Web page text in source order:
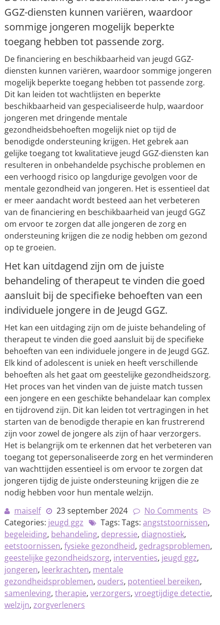
GGZ-diensten kunnen variëren, waardoor
sommige jongeren mogelijk beperkte
toegang hebben tot passende zorg.
De financiering en beschikbaarheid van jeugd GGZ-
diensten kunnen variëren, waardoor sommige jongeren
mogelijk beperkte toegang hebben tot passende zorg.
Dit kan leiden tot wachtlijsten en beperkte
beschikbaarheid van gespecialiseerde hulp, waardoor
jongeren met dringende mentale
gezondheidsbehoeften mogelijk niet op tijd de
benodigde ondersteuning krijgen. Het gebrek aan
gelijke toegang tot kwalitatieve jeugd GGZ-diensten kan
resulteren in onbehandelde psychische problemen en
een verhoogd risico op langdurige gevolgen voor de
mentale gezondheid van jongeren. Het is essentieel dat
er meer aandacht wordt besteed aan het verbeteren
van de financiering en beschikbaarheid van jeugd GGZ
om ervoor te zorgen dat alle jongeren de zorg en
ondersteuning krijgen die ze nodig hebben om gezond
op te groeien.
Het kan uitdagend zijn om de juiste
behandeling of therapeut te vinden die goed
aansluit bij de specifieke behoeften van een
individuele jongere in de Jeugd GGZ.
Het kan een uitdaging zijn om de juiste behandeling of
therapeut te vinden die goed aansluit bij de specifieke
behoeften van een individuele jongere in de Jeugd GGZ.
Elk kind of adolescent is uniek en heeft verschillende
behoeften als het gaat om geestelijke gezondheidszorg.
Het proces van het vinden van de juiste match tussen
een jongere en een geschikte behandelaar kan complex
en tijdrovend zijn. Dit kan leiden tot vertragingen in het
starten van de benodigde therapie en kan frustrerend
zijn voor zowel de jongere als zijn of haar verzorgers.
Het is belangrijk om te erkennen dat het verbeteren van
toegang tot gepersonaliseerde zorg en het verminderen
van wachttijden essentieel is om ervoor te zorgen dat
jongeren tijdig de juiste ondersteuning krijgen die ze
nodig hebben voor hun mentale welzijn.
maiself
23 september 2024
No Comments
Categories: jeugd ggz Tags: Tags: angststoornissen,
begeleiding, behandeling, depressie, diagnostiek,
eetstoornissen, fysieke gezondheid, gedragsproblemen,
geestelijke gezondheidszorg, interventies, jeugd ggz,
jongeren, leerkrachten, mentale
gezondheidsproblemen, ouders, potentieel bereiken,
samenleving, therapie, verzorgers, vroegtijdige detectie,
welzijn, zorgverleners